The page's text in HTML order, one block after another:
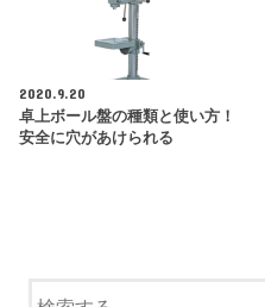
2020.9.20
卓上ボール盤の種類と使い方！
安全に穴があけられる